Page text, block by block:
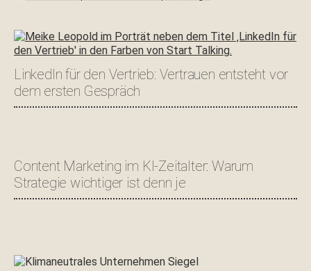
LinkedIn für den Vertrieb: Vertrauen entsteht vor
dem ersten Gespräch
Content Marketing im KI-Zeitalter: Warum
Strategie wichtiger ist denn je